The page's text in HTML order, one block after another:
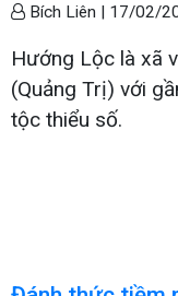
Bích Liên | 17/02/
Hướng Lộc là xã
(Quảng Trị) với
tộc thiểu số.